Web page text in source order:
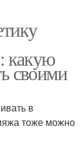
какую
своими
в
тоже можно